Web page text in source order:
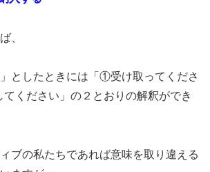
、
」としたときには「①受け取ってくださ
ください」の２とおりの解釈ができ
ブの私たちであれば意味を取り違える